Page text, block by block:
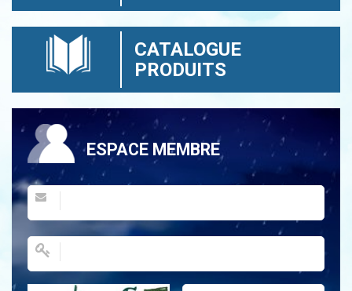
CATALOGUE
PRODUITS
ESPACE MEMBRE